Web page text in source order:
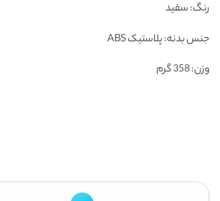
رنگ: سفید
جنس بدنه: پلاستیک ABS
وزن: 358 گرم